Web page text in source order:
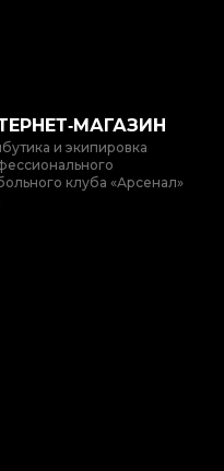
и экипировка
клуба «Арсенал»